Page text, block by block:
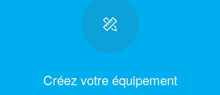
Créez votre équipement